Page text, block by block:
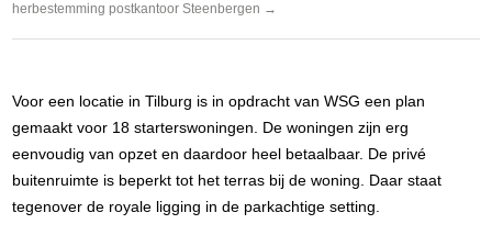
herbestemming postkantoor Steenbergen →
Voor een locatie in Tilburg is in opdracht van WSG een plan
gemaakt voor 18 starterswoningen. De woningen zijn erg
eenvoudig van opzet en daardoor heel betaalbaar. De privé
buitenruimte is beperkt tot het terras bij de woning. Daar staat
tegenover de royale ligging in de parkachtige setting.